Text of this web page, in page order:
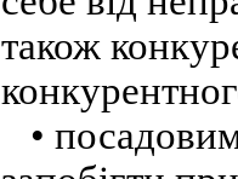
також
•